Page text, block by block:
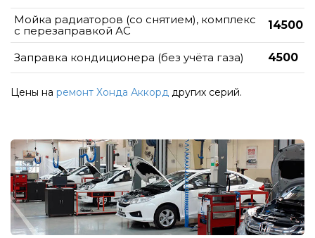
Мойка радиаторов (со снятием), комплекс
с перезаправкой АС
14500
Заправка кондиционера (без учёта газа) 4500
Цены на ремонт Хонда Аккорд других серий.